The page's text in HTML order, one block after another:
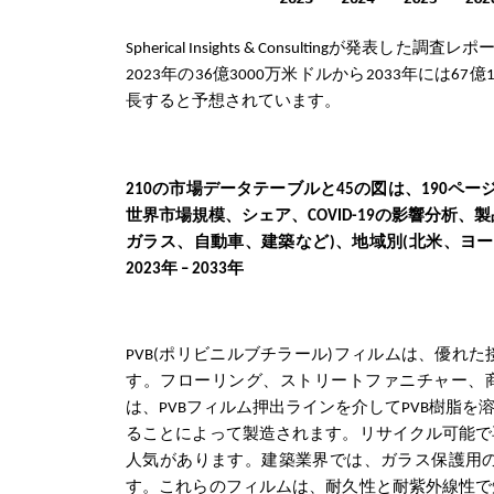
Spherical Insights & Consultingが発表した調査レポ
2023年の36億3000万米ドルから2033年には67億
長すると予想されています。
210の市場データテーブルと45の図は、190ペー
世界市場規模、シェア、COVID-19の影響分析、
ガラス、自動車、建築など)、地域別(北米、ヨ
2023年 – 2033年
PVB(ポリビニルブチラール)フィルムは、優れ
す。フローリング、ストリートファニチャー、
は、PVBフィルム押出ラインを介してPVB樹脂
ることによって製造されます。リサイクル可能
人気があります。建築業界では、ガラス保護用
す。これらのフィルムは、耐久性と耐紫外線性